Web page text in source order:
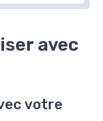
avec
votre